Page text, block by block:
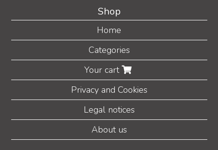
Shop
Home
Categories
Your cart
Privacy and Cookies
Legal notices
About us